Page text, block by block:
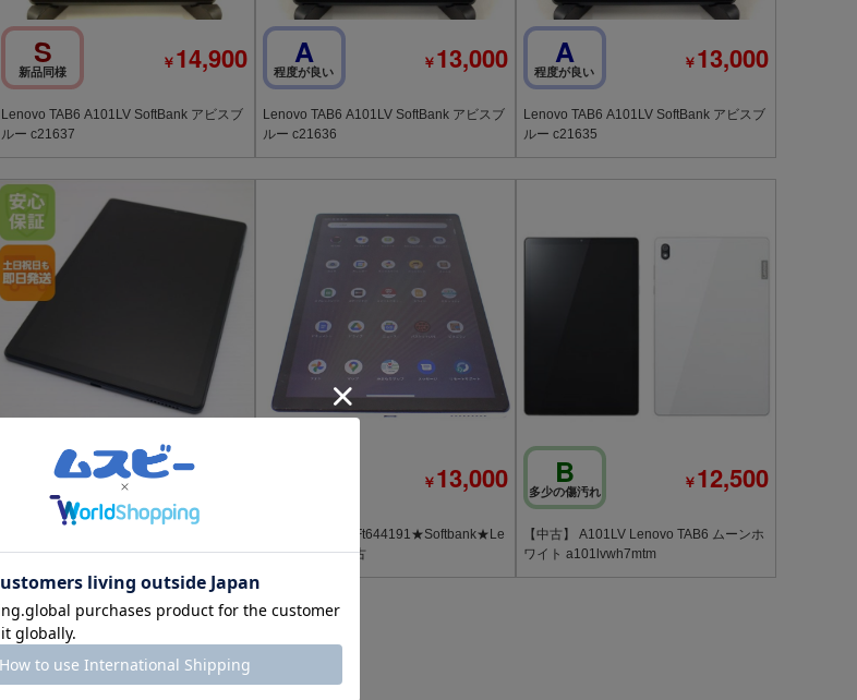
S
新品同様 ￥14,900
Lenovo TAB6 A101LV SoftBank アビスブ
ルー c21637
A
程度が良い ￥13,000
Lenovo TAB6 A101LV SoftBank アビスブ
ルー c21636
A
程度が良い ￥13,000
Lenovo TAB6 A101LV SoftBank アビスブ
ルー c21635
￥ 13,700
アビスブルー 白ロム
￥13,000
【質みなみ】★Ft644191★Softbank★Le
novo TAB6★中古
B
多少の傷汚れ ￥12,500
【中古】 A101LV Lenovo TAB6 ムーンホ
ワイト a101lvwh7mtm